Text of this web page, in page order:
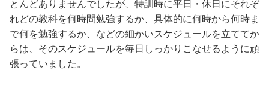
とんどありませんでしたが、特訓時に平日・休日にそれぞ
れどの教科を何時間勉強するか、具体的に何時から何時ま
で何を勉強するか、などの細かいスケジュールを立ててか
らは、そのスケジュールを毎日しっかりこなせるように頑
張っていました。